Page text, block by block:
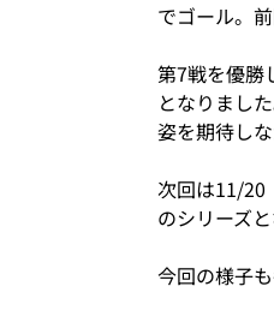
でゴール。
第7戦を優勝
となりまし
姿を期待し
次回は11/20
のシリーズ
今回の様子